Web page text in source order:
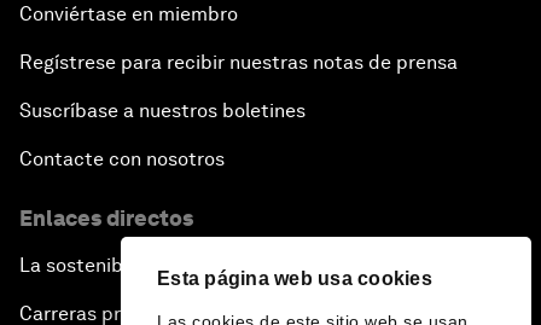
Esta página web usa cookies
Conviértase en miembro
Regístrese para recibir nuestras notas de prensa
Suscríbase a nuestros boletines
Contacte con nosotros
Enlaces directos
La sostenibilidad en el Foro
Carreras profesionales